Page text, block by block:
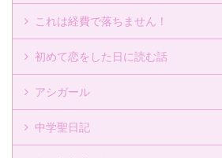
これは経費で落ちません！
初めて恋をした日に読む話
アシガール
中学聖日記